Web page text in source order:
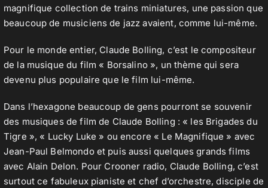
magnifique collection de trains miniatures, une passion que
beaucoup de musiciens de jazz avaient, comme lui-même.
Pour le monde entier, Claude Bolling, c’est le compositeur
de la musique du film « Borsalino », un thème qui sera
devenu plus populaire que le film lui-même.
Dans l’hexagone beaucoup de gens pourront se souvenir
des musiques de film de Claude Bolling : « les Brigades du
Tigre », « Lucky Luke » ou encore « Le Magnifique » avec
Jean-Paul Belmondo et puis aussi quelques grands films
avec Alain Delon. Pour Crooner radio, Claude Bolling, c’est
surtout ce fabuleux pianiste et chef d’orchestre, disciple de